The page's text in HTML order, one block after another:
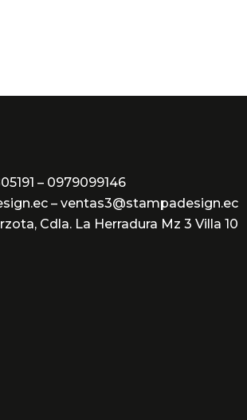
– 0979099146
– ventas3@stampadesign.ec
Cdla. La Herradura Mz 3 Villa 10